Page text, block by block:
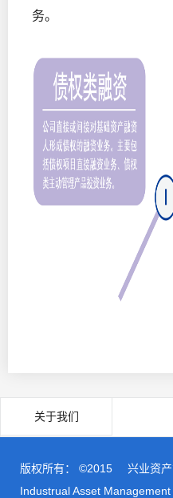
务。
关于我们
版权所有： ©2015
兴业资
Industrual Asset